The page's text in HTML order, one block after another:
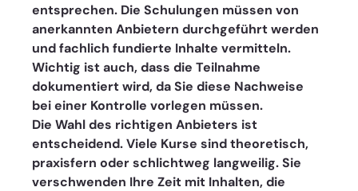
entsprechen. Die Schulungen müssen von
anerkannten Anbietern durchgeführt werden
und fachlich fundierte Inhalte vermitteln.
Wichtig ist auch, dass die Teilnahme
dokumentiert wird, da Sie diese Nachweise
bei einer Kontrolle vorlegen müssen.
Die Wahl des richtigen Anbieters ist
entscheidend. Viele Kurse sind theoretisch,
praxisfern oder schlichtweg langweilig. Sie
verschwenden Ihre Zeit mit Inhalten, die